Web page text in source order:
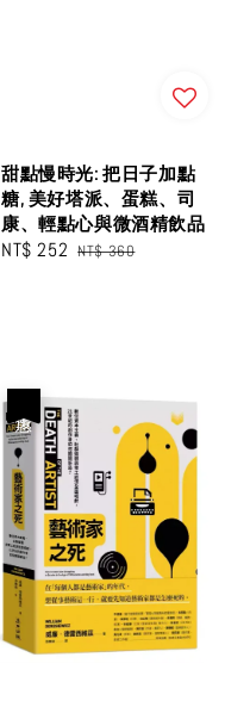
甜點慢時光: 把日子加點
糖, 美好塔派、蛋糕、司
康、輕點心與微酒精飲品
Sale
NT$ 252 Regular
NT$ 360